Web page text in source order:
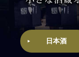
日本酒